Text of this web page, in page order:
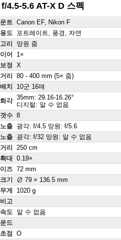
4.5-5.6 AT-X D 스펙
트 Canon EF, Nikon F
용도 포트레이트, 풍경, 자연
리
망원 줌
어
1×
정 X
리
80 - 400 mm (5× 줌)
치
10군 16매
화각 35mm: 29.16-16.26°
디지털: 알 수 없음
수 8
출
광각: f/4.5 망원: f/5.6
출
광각: f/32 망원: 알 수 없음
리
250 cm
확대
0.19×
즈 72 mm
크기
∅ 79 × 136.5 mm
무게
1020 g
비고
도
알 수 없음
드
점
O